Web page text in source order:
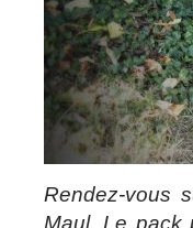
Rendez-vous
Maul. Le pack